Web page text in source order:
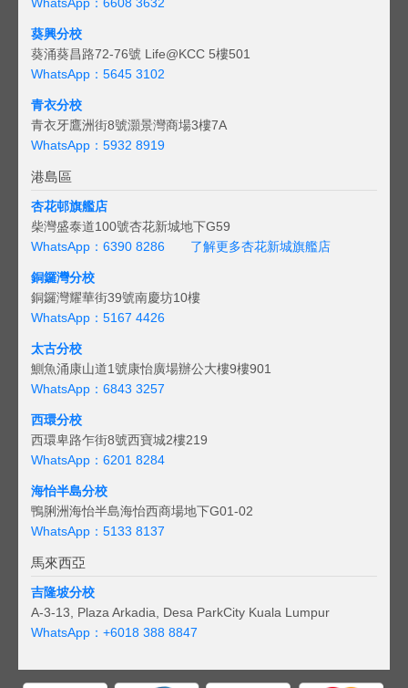
葵興分校
葵涌葵昌路72-76號 Life@KCC 5樓501
WhatsApp：5645 3102
青衣分校
青衣牙鷹洲街8號灝景灣商場3樓7A
WhatsApp：5932 8919
港島區
杏花邨旗艦店
柴灣盛泰道100號杏花新城地下G59
WhatsApp：6390 8286
了解更多杏花新城旗艦店
銅鑼灣分校
銅鑼灣耀華街39號南慶坊10樓
WhatsApp：5167 4426
太古分校
鰂魚涌康山道1號康怡廣場辦公大樓9樓901
WhatsApp：6843 3257
西環分校
西環卑路乍街8號西寶城2樓219
WhatsApp：6201 8284
海怡半島分校
鴨脷洲海怡半島海怡西商場地下G01-02
WhatsApp：5133 8137
馬來西亞
吉隆坡分校
A-3-13, Plaza Arkadia, Desa ParkCity Kuala Lumpur
WhatsApp： +6018 388 8847